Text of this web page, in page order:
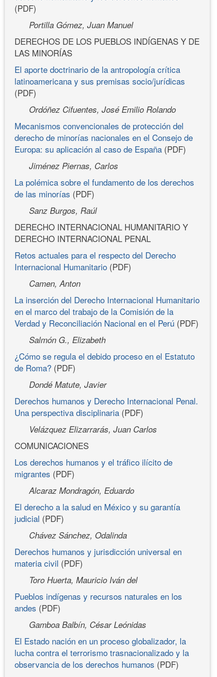
(PDF)
Portilla Gómez, Juan Manuel
DERECHOS DE LOS PUEBLOS INDÍGENAS Y DE
LAS MINORÍAS
El aporte doctrinario de la antropología crítica
latinoamericana y sus premisas socio/jurídicas
(PDF)
Ordóñez Cifuentes, José Emilio Rolando
Mecanismos convencionales de protección del
derecho de minorías nacionales en el Consejo de
Europa: su aplicación al caso de España (PDF)
Jiménez Piernas, Carlos
La polémica sobre el fundamento de los derechos
de las minorías (PDF)
Sanz Burgos, Raúl
DERECHO INTERNACIONAL HUMANITARIO Y
DERECHO INTERNACIONAL PENAL
Retos actuales para el respecto del Derecho
Internacional Humanitario (PDF)
Camen, Anton
La inserción del Derecho Internacional Humanitario
en el marco del trabajo de la Comisión de la
Verdad y Reconciliación Nacional en el Perú (PDF)
Salmón G., Elizabeth
¿Cómo se regula el debido proceso en el Estatuto
de Roma? (PDF)
Dondé Matute, Javier
Derechos humanos y Derecho Internacional Penal.
Una perspectiva disciplinaria (PDF)
Velázquez Elizarrarás, Juan Carlos
COMUNICACIONES
Los derechos humanos y el tráfico ilícito de
migrantes (PDF)
Alcaraz Mondragón, Eduardo
El derecho a la salud en México y su garantía
judicial (PDF)
Chávez Sánchez, Odalinda
Derechos humanos y jurisdicción universal en
materia civil (PDF)
Toro Huerta, Mauricio Iván del
Pueblos indígenas y recursos naturales en los
andes (PDF)
Gamboa Balbín, César Leónidas
El Estado nación en un proceso globalizador, la
lucha contra el terrorismo trasnacionalizado y la
observancia de los derechos humanos (PDF)